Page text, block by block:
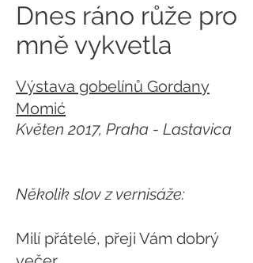
Dnes ráno růže pro
mně vykvetla
Výstava gobelínů Gordany
Momić
Květen 2017, Praha - Lastavica
Několik slov z vernisáže:
Milí přátelé, přeji Vám dobrý